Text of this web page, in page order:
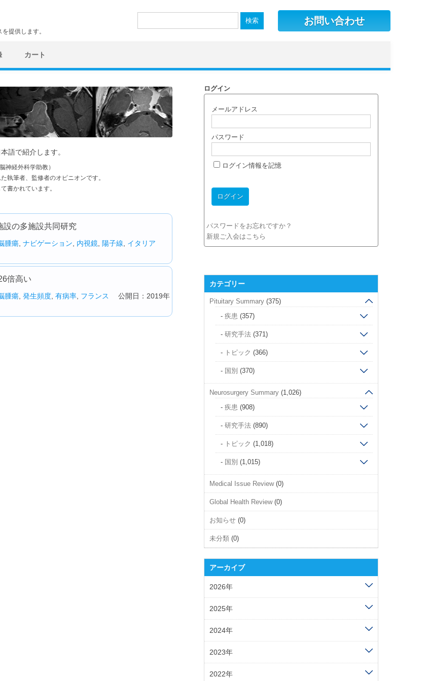
提供します。
検
お問い合わせ
カート
語で紹介します。
神経外科学助教）
執筆者、監修者のオピニオンです。
書かれています。
設の多施設共同研究
腫瘍 ナビゲーション 内視鏡 陽子線
イタリア
倍高い
腫瘍 発生頻度 有病率 フランス
公開日：2019年
ログイン
メールアドレス
パスワード
ログイン情報を記憶
パスワードをお忘れですか？
新規ご入会はこちら
カテゴリー
Pituitary Summary(375)
疾患 (357)
研究手法(371)
トピック (366)
国別 (370)
Neurosurgery Summary(1,026)
疾患 (908)
研究手法(890)
トピック (1,018)
国別 (1,015)
Medical Issue Review(0)
Global Health Review(0)
お知らせ(0)
未分類(0)
アーカイブ
2026年
2025年
2024年
2023年
2022年